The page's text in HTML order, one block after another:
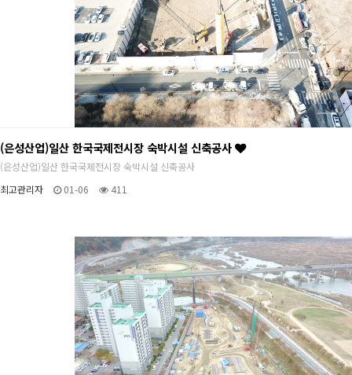
(은성산업)일산 한국국제전시장 숙박시설 신축공사
(은성산업)일산 한국국제전시장 숙박시설 신축공사
최고관리자
01-06 411